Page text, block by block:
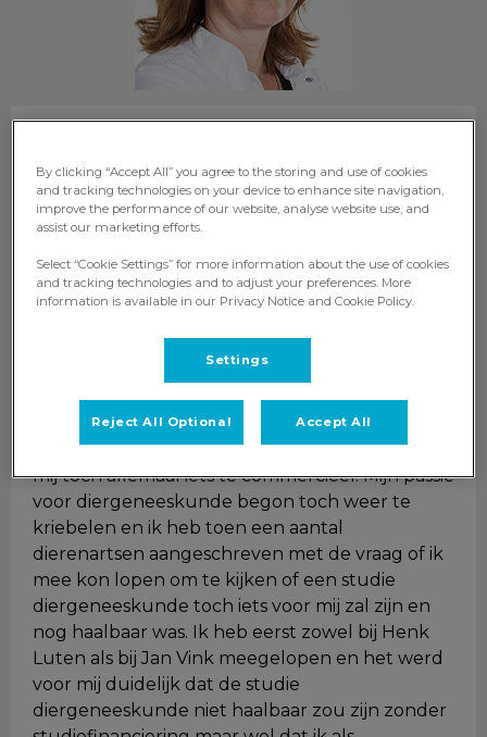
Ik ben Liezbeth.
Ik heb het VWO gedaan met het idee om
daarna geneeskunde of diergeneeskunde te
gaan studeren. Uiteindelijk heb ik na het
kunstacademie gekozen, (eerst in Arnhem
Tekenen en Kunstgeschiedenis, en daarna in
Utrecht Grafische Vormgeving) en mijn diploma
behaald als grafisch vormgever. Ik ben een tijdje
werkzaam geweest in dit vak maar het was voor
mij toch allemaal iets te commercieel. Mijn passie
voor diergeneeskunde begon toch weer te
kriebelen en ik heb toen een aantal
dierenartsen aangeschreven met de vraag of ik
mee kon lopen om te kijken of een studie
diergeneeskunde toch iets voor mij zal zijn en
nog haalbaar was. Ik heb eerst zowel bij Henk
Luten als bij Jan Vink meegelopen en het werd
voor mij duidelijk dat de studie
diergeneeskunde niet haalbaar zou zijn zonder
By clicking “Accept All” you agree to the storing and use of cookies
and tracking technologies on your device to enhance site navigation,
improve the performance of our website, analyse website use, and
assist our marketing efforts.
Select “Cookie Settings” for more information about the use of cookies
and tracking technologies and to adjust your preferences. More
information is available in our Privacy Notice and Cookie Policy.
Settings
Reject All Optional Accept All